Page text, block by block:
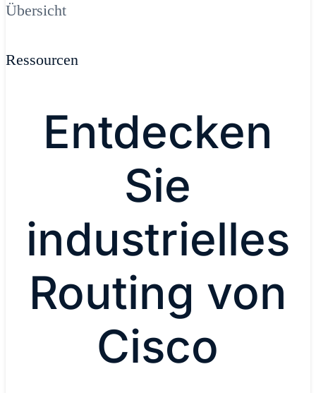
Übersicht
Ressourcen
Entdecken
Sie
industrielles
Routing von
Cisco